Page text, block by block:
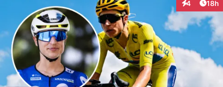
4
Interaktionen
18h